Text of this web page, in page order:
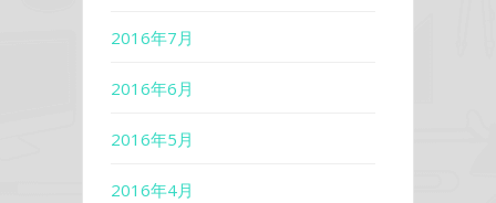
2016年7月
2016年6月
2016年5月
2016年4月